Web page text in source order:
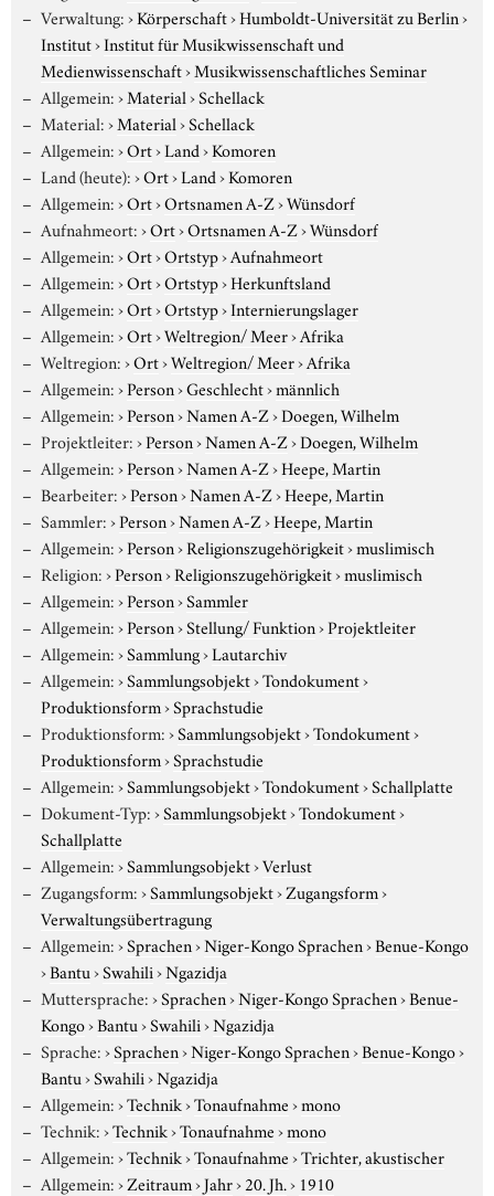
Verwaltung:›Körperschaft›Humboldt-Universität zu Berlin›
Institut›Institut für Musikwissenschaft und
Medienwissenschaft›Musikwissenschaftliches Seminar
Allgemein:›Material›Schellack
Material:›Material›Schellack
Allgemein:›Ort›Land›Komoren
Land (heute):›Ort›Land›Komoren
Allgemein:›Ort›Ortsnamen A-Z›Wünsdorf
Aufnahmeort:›Ort›Ortsnamen A-Z›Wünsdorf
Allgemein:›Ort›Ortstyp›Aufnahmeort
Allgemein:›Ort›Ortstyp›Herkunftsland
Allgemein:›Ort›Ortstyp›Internierungslager
Allgemein:›Ort›Weltregion/ Meer›Afrika
Weltregion:›Ort›Weltregion/ Meer›Afrika
Allgemein:›Person›Geschlecht›männlich
Allgemein:›Person›Namen A-Z›Doegen, Wilhelm
Projektleiter:›Person›Namen A-Z›Doegen, Wilhelm
Allgemein:›Person›Namen A-Z›Heepe, Martin
Bearbeiter:›Person›Namen A-Z›Heepe, Martin
Sammler:›Person›Namen A-Z›Heepe, Martin
Allgemein:›Person›Religionszugehörigkeit›muslimisch
Religion:›Person›Religionszugehörigkeit›muslimisch
Allgemein:›Person›Sammler
Allgemein:›Person›Stellung/ Funktion›Projektleiter
Allgemein:›Sammlung›Lautarchiv
Allgemein:›Sammlungsobjekt›Tondokument›
Produktionsform›Sprachstudie
Produktionsform:›Sammlungsobjekt›Tondokument›
Produktionsform›Sprachstudie
Allgemein:›Sammlungsobjekt›Tondokument›Schallplatte
Dokument-Typ:›Sammlungsobjekt›Tondokument›
Schallplatte
Allgemein:›Sammlungsobjekt›Verlust
Zugangsform:›Sammlungsobjekt›Zugangsform›
Verwaltungsübertragung
Allgemein:›Sprachen›Niger-Kongo Sprachen›Benue-Kongo
›Bantu›Swahili›Ngazidja
Muttersprache:›Sprachen›Niger-Kongo Sprachen›Benue-
Kongo›Bantu›Swahili›Ngazidja
Sprache:›Sprachen›Niger-Kongo Sprachen›Benue-Kongo›
Bantu›Swahili›Ngazidja
Allgemein:›Technik›Tonaufnahme›mono
Technik:›Technik›Tonaufnahme›mono
Allgemein:›Technik›Tonaufnahme›Trichter, akustischer
Allgemein:›Zeitraum›Jahr›20. Jh.› 1910